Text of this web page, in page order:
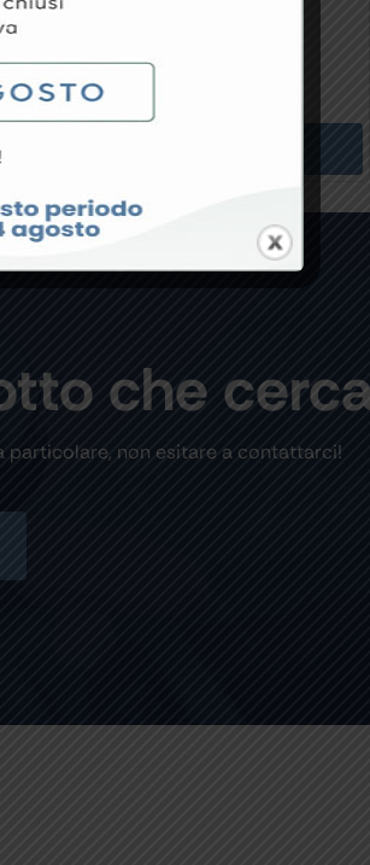
STAMPANTE PER ETICHETTE
352,80€
che
non esitare a contattarci!